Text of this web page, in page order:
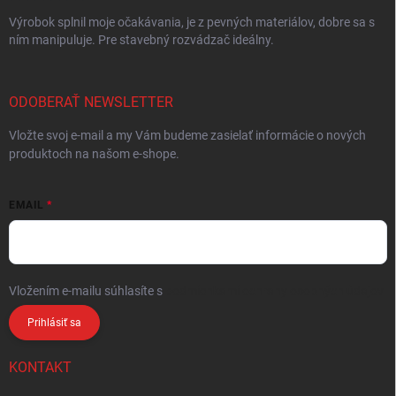
Výrobok splnil moje očakávania, je z pevných materiálov, dobre sa s
ním manipuluje. Pre stavebný rozvádzač ideálny.
ODOBERAŤ NEWSLETTER
Vložte svoj e-mail a my Vám budeme zasielať informácie o nových
produktoch na našom e-shope.
EMAIL
Vložením e-mailu súhlasíte s
Prihlásiť sa
KONTAKT